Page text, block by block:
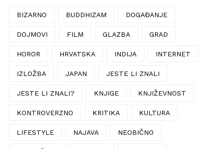
BIZARNO BUDDHIZAM DOGAĐANJE
DOJMOVI FILM GLAZBA GRAD
HOROR HRVATSKA INDIJA INTERNET
IZLOŽBA JAPAN JESTE LI ZNALI
JESTE LI ZNALI? KNJIGE KNJIŽEVNOST
KONTROVERZNO KRITIKA KULTURA
LIFESTYLE NAJAVA NEOBIČNO